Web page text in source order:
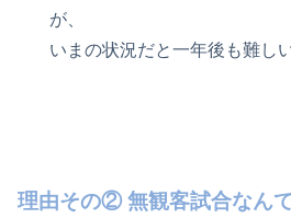
が、
いまの状況だと一年後も難しい
理由その② 無観客試合なん